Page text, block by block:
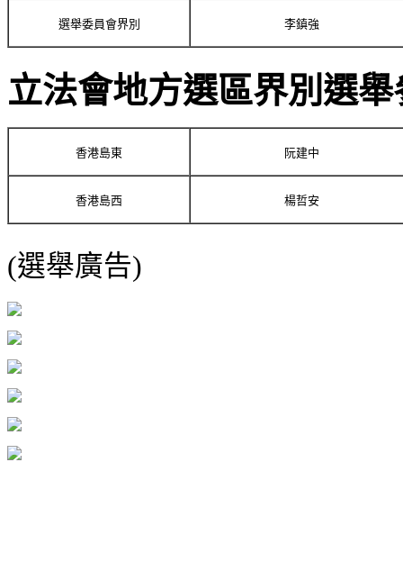
選舉委員會界別 李鎮強
立法會地方選區界別選舉
香港島東 阮建中
香港島西 楊哲安
(選舉廣告)